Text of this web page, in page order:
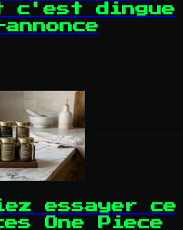
c'est dingue
essayer ce
One Piece